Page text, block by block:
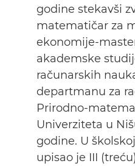
godine stekavši
matematičar za
ekonomije-
akademske
računarskih
departmanu za
Prirodno-
Univerziteta u
godine. U
upisao je III